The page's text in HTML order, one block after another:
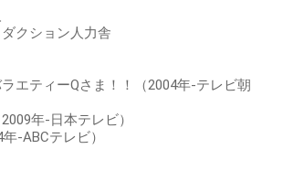
クション人力舎
エティーQさま！！（2004年-テレビ朝
年-日本テレビ）
-ABCテレビ）